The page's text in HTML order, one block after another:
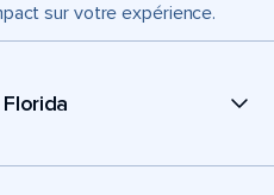
sur votre expérience.